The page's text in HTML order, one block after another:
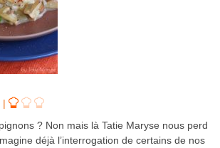
? Non mais là Tatie Maryse nous perd
déjà l’interrogation de certains de nos